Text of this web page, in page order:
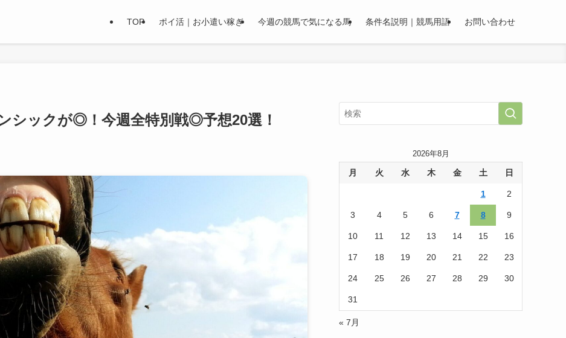
TOP ポイ活｜お小遣い稼ぎ 今週の競馬で気になる馬 条件名説明｜競馬用語 お問い合わせ
シックが◎！今週全特別戦◎予想20選！
2026年8月
月 火 水 木 金 土 日
1 2
3 4 5 6 7 8 9
10 11 12 13 14 15 16
17 18 19 20 21 22 23
24 25 26 27 28 29 30
31
« 7月